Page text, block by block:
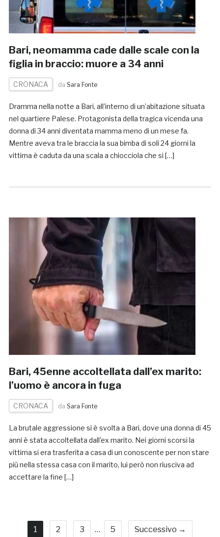
Bari, neomamma cade dalle scale con la
figlia in braccio: muore a 34 anni
CRONACA da Sara Fonte
Dramma nella notte a Bari, all’interno di un’abitazione situata
nel quartiere Palese. Protagonista della tragica vicenda una
donna di 34 anni diventata mamma meno di un mese fa.
Mentre aveva tra le braccia la sua bimba di soli 24 giorni la
vittima è caduta da una scala a chiocciola che si […]
Bari, 45enne accoltellata dall’ex marito:
l’uomo è ancora in fuga
CRONACA da Sara Fonte
La brutale aggressione si è svolta a Bari, dove una donna di 45
anni è stata accoltellata dall’ex marito. Nei giorni scorsi la
vittima si era trasferita a casa di un conoscente per non stare
più nella stessa casa con il marito, lui però non riusciva ad
accettare la fine […]
1 2 3 … 5 Successivo →